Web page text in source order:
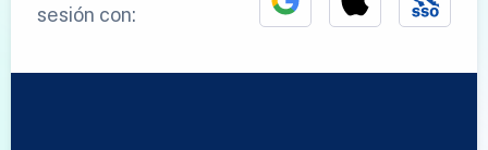
sesión con: